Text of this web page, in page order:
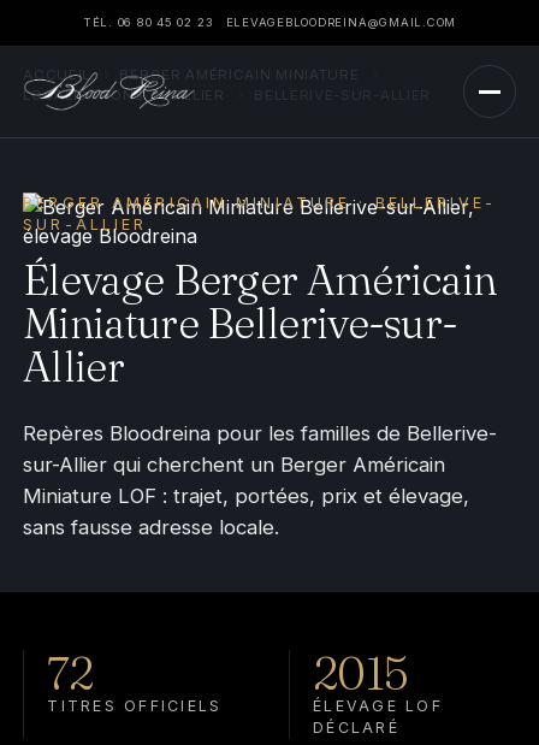
TÉL. 06 80 45 02 23 ELEVAGEBLOODREINA@GMAIL.COM
ACCUEIL BERGER AMÉRICAIN MINIATURE
LOCALISATIONS
› ALLIER
BERGER AMÉRICAIN MINIATURE · BELLERIVE-
SUR-ALLIER
Élevage Berger Américain
Miniature Bellerive-sur-
Allier
Repères Bloodreina pour les familles de Bellerive-
sur-Allier qui cherchent un Berger Américain
Miniature LOF : trajet, portées, prix et élevage,
sans fausse adresse locale.
72
TITRES OFFICIELS
2015
ÉLEVAGE LOF
DÉCLARÉ